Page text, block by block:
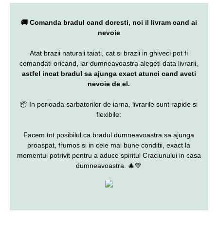
🚚 Comanda bradul cand doresti, noi il livram cand ai
nevoie
Atat brazii naturali taiati, cat si brazii in ghiveci pot fi
comandati oricand, iar dumneavoastra alegeti data livrarii,
astfel incat bradul sa ajunga exact atunci cand aveti
nevoie de el.
📦 In perioada sarbatorilor de iarna, livrarile sunt rapide si
flexibile:
Facem tot posibilul ca bradul dumneavoastra sa ajunga
proaspat, frumos si in cele mai bune conditii, exact la
momentul potrivit pentru a aduce spiritul Craciunului in casa
dumneavoastra. 🎄💚